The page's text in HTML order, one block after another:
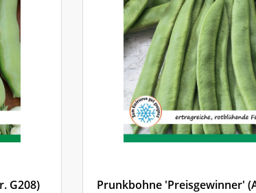
G208) Prunkbohne 'Preisgewinner'